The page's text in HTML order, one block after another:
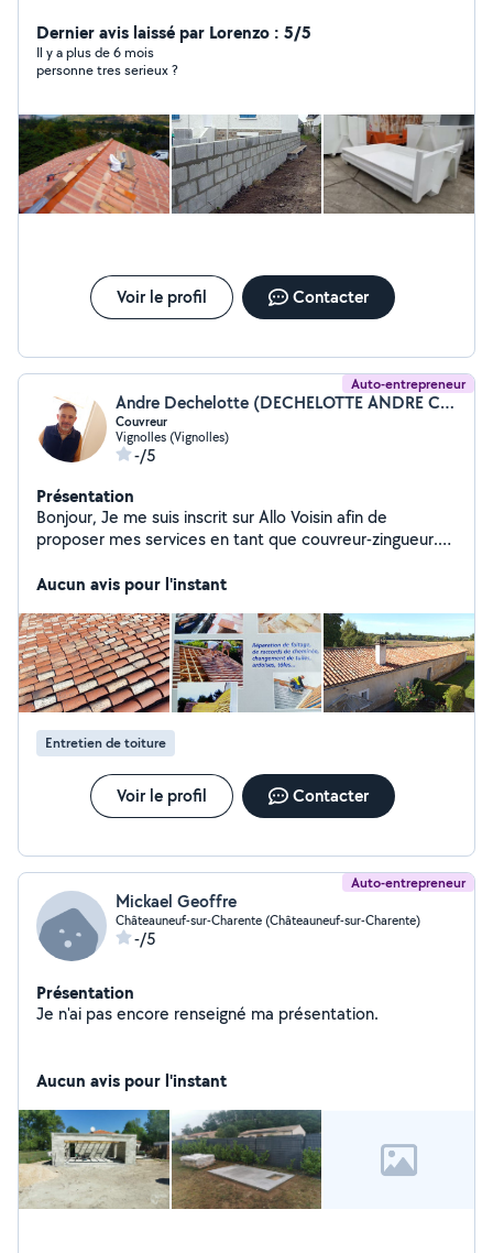
Dernier avis laissé par Lorenzo : 5/5
Il y a plus de 6 mois
personne tres serieux ?
Voir le profil Contacter
Auto-entrepreneur
Andre Dechelotte (DECHELOTTE ANDRE COUVERTURE RENOVATION)
Couvreur
Vignolles (Vignolles)
-/5
Présentation
Bonjour, Je me suis inscrit sur Allo Voisin afin de
proposer mes services en tant que couvreur-zingueur.
réparation et entretien de toiture, remplacement de
démoussage, réparation et pose de gouttières,
réparation et remplacement de dessous de toit, ainsi
que divers travaux de maçonnerie et de peinture.
Sérieux, ponctuel et professionnel, je mets mon savoir-
faire à votre service pour des travaux soignés et
durables. N'hésitez pas à me contacter pour toute
question ou pour obtenir un devis.
Aucun avis pour l'instant
Entretien de toiture
Voir le profil Contacter
Auto-entrepreneur
Mickael Geoffre
Châteauneuf-sur-Charente (Châteauneuf-sur-Charente)
-/5
Présentation
Je n'ai pas encore renseigné ma présentation.
Aucun avis pour l'instant